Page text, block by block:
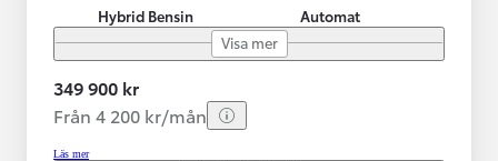
Hybrid Bensin
Automat
Visa mer
349 900 kr
Från 4 200 kr/mån
Läs mer